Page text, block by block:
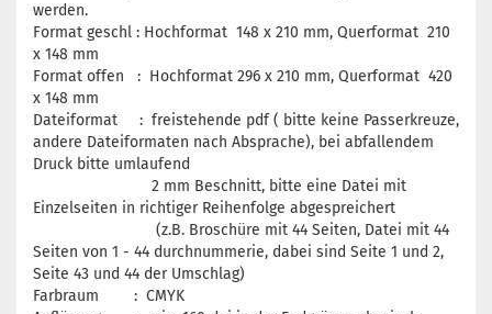
werden.
Format geschl : Hochformat 148 x 210 mm, Querformat 210
x 148 mm
Format offen : Hochformat 296 x 210 mm, Querformat 420
x 148 mm
Dateiformat : freistehende pdf ( bitte keine Passerkreuze,
andere Dateiformaten nach Absprache), bei abfallendem
Druck bitte umlaufend
2 mm Beschnitt, bitte eine Datei mit
Einzelseiten in richtiger Reihenfolge abgespreichert
(z.B. Broschüre mit 44 Seiten, Datei mit 44
Seiten von 1 - 44 durchnummerie, dabei sind Seite 1 und 2,
Seite 43 und 44 der Umschlag)
Farbraum : CMYK